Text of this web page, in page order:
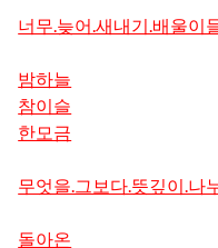
너무.늦어.새내기.배울이
밤하늘
참이슬
한모금
무엇을.그보다.뜻깊이.나
돌아온